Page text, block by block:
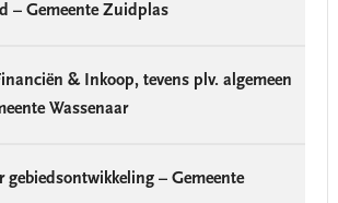
– Gemeente Zuidplas
& Inkoop, tevens plv. algemeen
Wassenaar
gebiedsontwikkeling – Gemeente